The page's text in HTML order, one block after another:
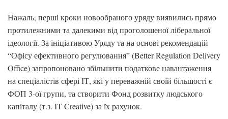
Нажаль, перші кроки новообраного уряду виявились прямо
протилежними та далекими від проголошеної ліберальної
ідеології. За ініціативою Уряду та на основі рекомендацій
“Офісу ефективного регулювання” (Better Regulation Delivery
Office) запропоновано збільшити податкове навантаження
на спеціалістів сфері ІТ, які у переважній своїй більшості є
ФОП 3-ої групи, та створити Фонд розвитку людського
капіталу (т.з. IT Creative) за їх рахунок.